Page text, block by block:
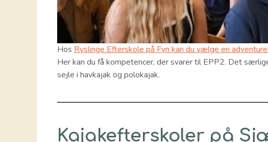
Hos Ryslinge Efterskole på Fyn kan du vælge en
Her kan du få kompetencer, der svarer til EPP2. Det
sejle i havkajak og polokajak.
Kajakefterskoler på